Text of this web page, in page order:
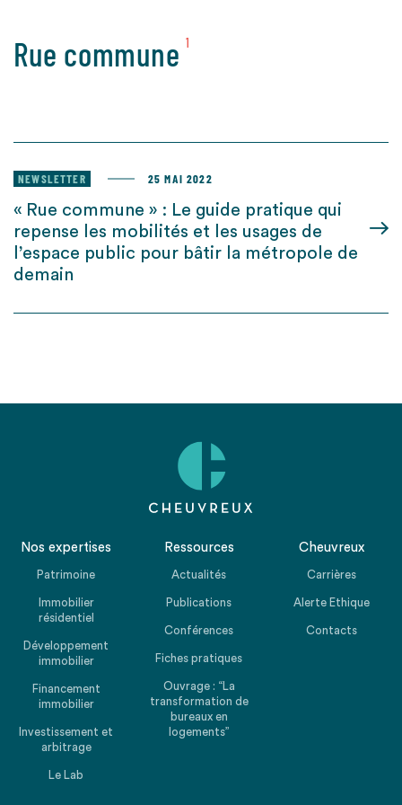
Rue commune 1
NEWSLETTER 25 MAI 2022
« Rue commune » : Le guide pratique qui
repense les mobilités et les usages de
l’espace public pour bâtir la métropole de
demain
Nos expertises
Patrimoine
Immobilier
résidentiel
Développement
immobilier
Financement
immobilier
Investissement et
arbitrage
Le Lab
Ressources
Actualités
Publications
Conférences
Fiches pratiques
Ouvrage : “La
transformation de
bureaux en
logements”
Cheuvreux
Carrières
Alerte Ethique
Contacts